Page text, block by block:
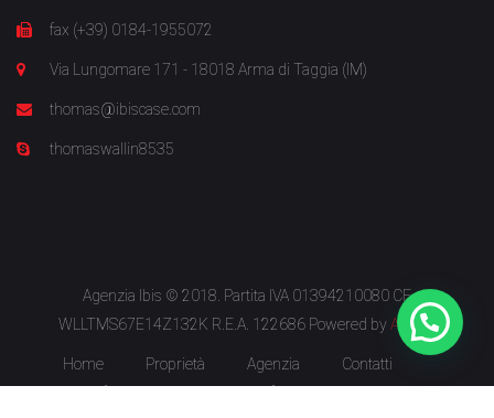
fax (+39) 0184-1955072
Via Lungomare 171 - 18018 Arma di Taggia (IM)
thomas@ibiscase.com
thomaswallin8535
Agenzia Ibis © 2018. Partita IVA 01394210080 CF
WLLTMS67E14Z132K R.E.A. 122686 Powered byArkeba
Home Proprietà Agenzia
Contatti